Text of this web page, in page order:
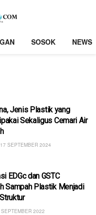
SOSOK NEWS
Jenis Plastik yang
Sekaligus Cemari Air
SEPTEMBER 2024
EDGc dan GSTC
Sampah Plastik Menjadi
2022